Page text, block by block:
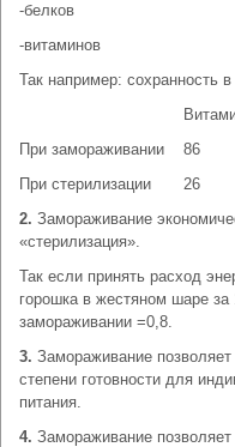
-белков
-витаминов
Так например: сохранность
При замораживании
86
При стерилизации
26
2. Замораживание
«стерилизация».
Так если принять расход
горошка в жестяном шаре за
замораживании =0,8.
3. Замораживание
степени готовности для
питания.
4. Замораживание